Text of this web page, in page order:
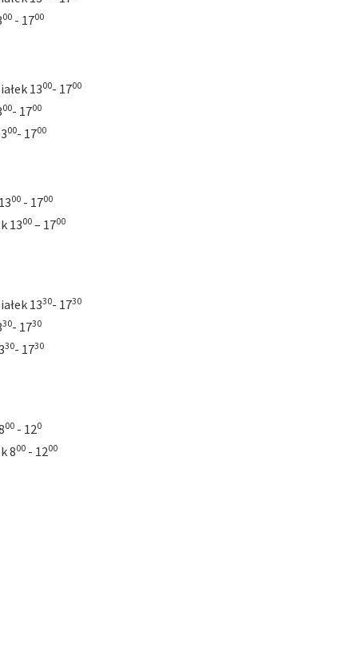
00 - 1700
1300- 1700
00- 1700
00- 1700
00 - 1700
1300 – 1700
1330- 1730
30- 1730
30- 1730
00 - 120
800 - 1200